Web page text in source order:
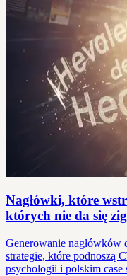
Nagłówki, które
których nie da się
Generowanie
strategie, które podnoszą
psychologii i polskim case